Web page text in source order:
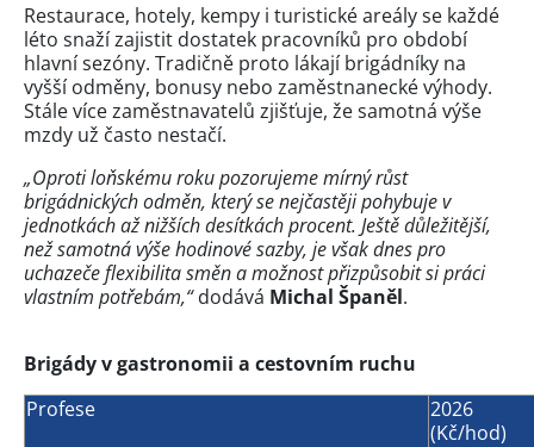
Restaurace, hotely, kempy i turistické areály se každé
léto snaží zajistit dostatek pracovníků pro období
hlavní sezóny. Tradičně proto lákají brigádníky na
vyšší odměny, bonusy nebo zaměstnanecké výhody.
Stále více zaměstnavatelů zjišťuje, že samotná výše
mzdy už často nestačí.
„Oproti loňskému roku pozorujeme mírný růst
brigádnických odměn, který se nejčastěji pohybuje v
jednotkách až nižších desítkách procent. Ještě důležitější,
než samotná výše hodinové sazby, je však dnes pro
uchazeče flexibilita směn a možnost přizpůsobit si práci
vlastním potřebám,“dodává Michal Španěl.
Brigády v gastronomii a cestovním ruchu
Profese
2026
(Kč/hod)